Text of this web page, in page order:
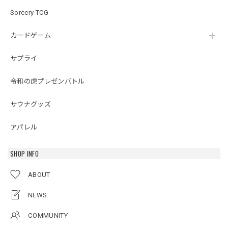
Sorcery TCG
カードゲーム
サプライ
令和の虎プレゼンバトル
サウナグッズ
アパレル
SHOP INFO
ABOUT
NEWS
COMMUNITY